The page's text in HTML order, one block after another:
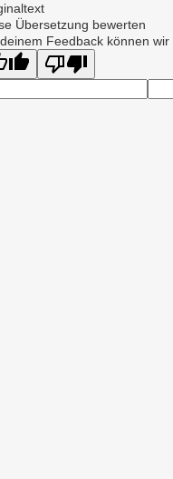
Übersetzung bewerten
Feedback können